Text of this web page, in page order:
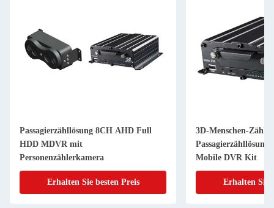
Passagierzähllösung 8CH AHD Full
HDD MDVR mit
Personenzählerkamera
Erhalten Sie besten Preis
3D-Menschen-
Mobile DVR Kit
Erhalten Sie